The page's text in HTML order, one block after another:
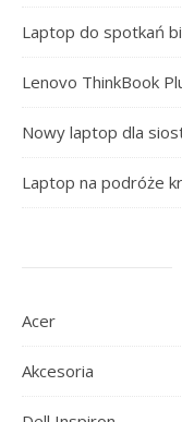
Laptop do spotkań
Lenovo ThinkBook
Nowy laptop dla
Laptop na podróże
Acer
Akcesoria